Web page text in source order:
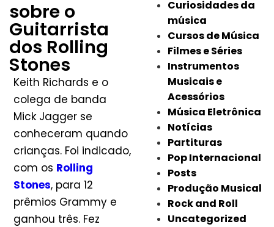
sobre o
Guitarrista
dos Rolling
Stones
Keith Richards e o
colega de banda
Mick Jagger se
conheceram quando
crianças. Foi indicado,
com os Rolling
Stones, para 12
prêmios Grammy e
ganhou três. Fez
Curiosidades da
música
Cursos de Música
Filmes e Séries
Instrumentos
Musicais e
Acessórios
Música Eletrônica
Notícias
Partituras
Pop Internacional
Posts
Produção Musical
Rock and Roll
Uncategorized